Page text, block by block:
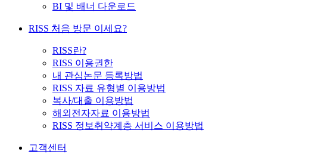
BI 및 배너 다운로드
RISS 처음 방문 이세요?
RISS란?
RISS 이용권한
내 관심논문 등록방법
RISS 자료 유형별 이용방법
복사/대출 이용방법
해외전자자료 이용방법
RISS 정보취약계층 서비스 이용방법
고객센터